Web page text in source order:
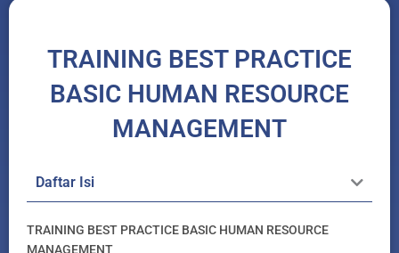
TRAINING BEST PRACTICE
BASIC HUMAN RESOURCE
MANAGEMENT
Daftar Isi
TRAINING BEST PRACTICE BASIC HUMAN RESOURCE
MANAGEMENT